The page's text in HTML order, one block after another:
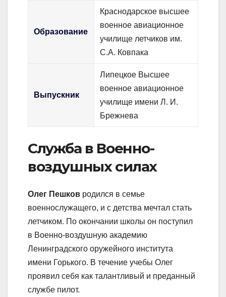
Образование
Краснодарское высшее
военное авиационное
училище летчиков им.
С.А. Ковпака
Выпускник
Липецкое Высшее
военное авиационное
училище имени Л. И.
Брежнева
Служба в Военно-
воздушных силах
Олег Пешков родился в семье
военнослужащего, и с детства мечтал стать
летчиком. По окончании школы он поступил
в Военно-воздушную академию
Ленинградского оружейного института
имени Горького. В течение учебы Олег
проявил себя как талантливый и преданный
службе пилот.